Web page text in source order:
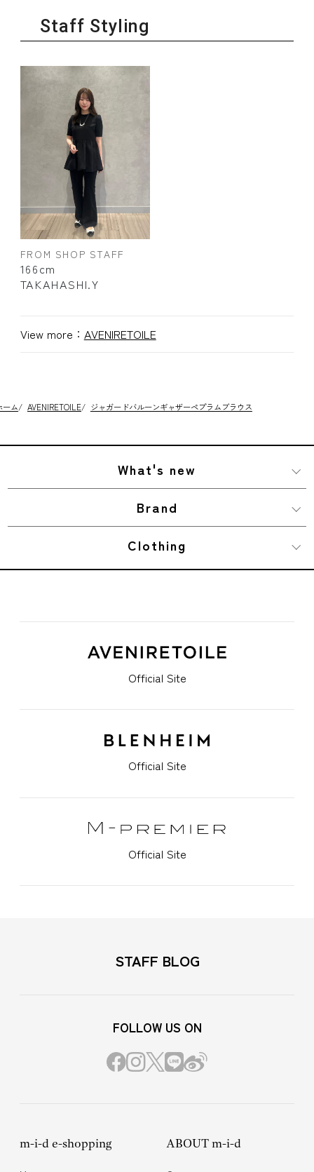
Staff Styling
FROM SHOP STAFF
166cm
TAKAHASHI.Y
View more： AVENIRETOILE
ーム/ AVENIRETOILE/ ジャガードバルーンギャザーペプラムブラウス
What's new
Brand
Clothing
Official Site
Official Site
Official Site
STAFF BLOG
FOLLOW US ON
m-i-d e-shopping ABOUT m-i-d